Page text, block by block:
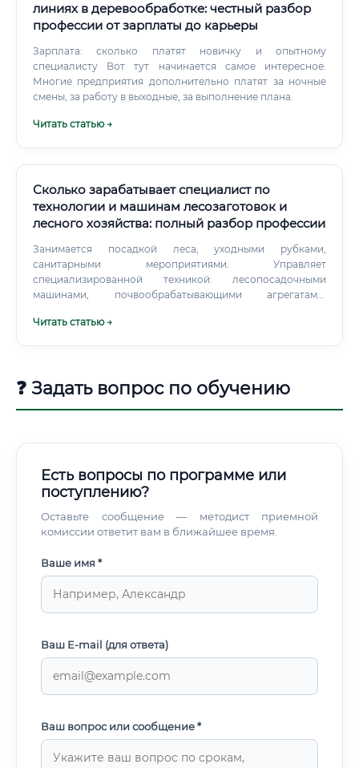
линиях в деревообработке: честный разбор
профессии от зарплаты до карьеры
Зарплата: сколько платят новичку и опытному
специалисту Вот тут начинается самое интересное.
Многие предприятия дополнительно платят за ночные
смены, за работу в выходные, за выполнение плана.
Читать статью →
Сколько зарабатывает специалист по
технологии и машинам лесозаготовок и
лесного хозяйства: полный разбор профессии
Занимается посадкой леса, уходными рубками,
санитарными мероприятиями. Управляет
специализированной техникой: лесопосадочными
машинами, почвообрабатывающими агрегатами,
Читать статью →
❓ Задать вопрос по обучению
Есть вопросы по программе или
поступлению?
Оставьте сообщение — методист приемной
комиссии ответит вам в ближайшее время.
Ваше имя *
Ваш E-mail (для ответа)
Ваш вопрос или сообщение *